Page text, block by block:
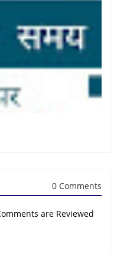
0 Comments
are Reviewed